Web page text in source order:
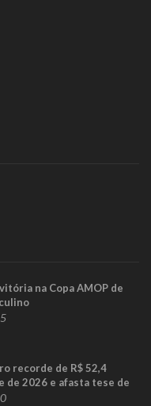
na Copa AMOP de
recorde de R$ 52,4
de 2026 e afasta tese de